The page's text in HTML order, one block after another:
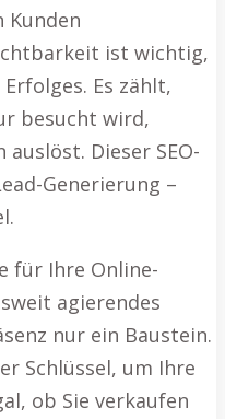
ist wichtig,
Es zählt,
besucht wird,
Dieser SEO-
Generierung –
für Ihre Online-
agierendes
nur ein Baustein.
Schlüssel, um Ihre
ob Sie verkaufen